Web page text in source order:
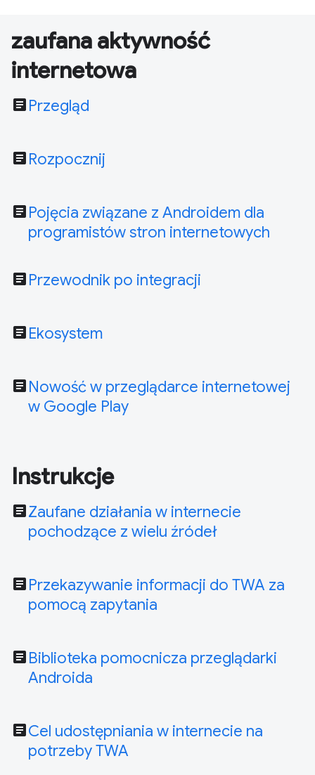
zaufana aktywność
internetowa
article Przegląd
article Rozpocznij
article Pojęcia związane z Androidem dla
programistów stron internetowych
article Przewodnik po integracji
article Ekosystem
article Nowość w przeglądarce internetowej
w Google Play
Instrukcje
articleZaufane działania w internecie
pochodzące z wielu źródeł
article Przekazywanie informacji do TWA za
pomocą zapytania
article Biblioteka pomocnicza przeglądarki
Androida
articleCel udostępniania w internecie na
potrzeby TWA